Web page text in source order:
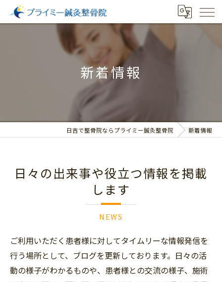
新着情報
日吉で整骨院ならプライミー鍼灸整骨院 新着情報
日々の出来事や役立つ情報を掲載
します
NEWS
ご利用いただく患者様に対してタイムリーな情報発信を
行う場所として、ブログを更新しております。日々の活
動の様子がわかるものや、患者様との交流の様子、施術